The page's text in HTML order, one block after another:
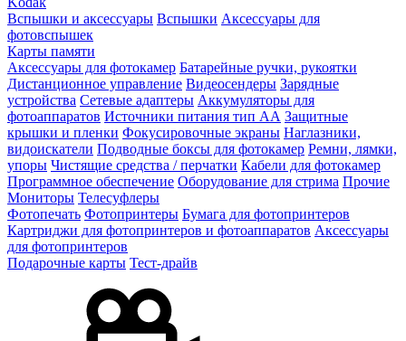
Вспышки и аксессуары Вспышки Аксессуары для
фотовспышек
Карты памяти
Аксессуары для фотокамер Батарейные ручки, рукоятки
Дистанционное управление Видеосендеры Зарядные
устройства Сетевые адаптеры Аккумуляторы для
фотоаппаратов Источники питания тип АА Защитные
крышки и пленки Фокусировочные экраны Наглазники,
видоискатели Подводные боксы для фотокамер Ремни, лямки,
упоры Чистящие средства / перчатки Кабели для фотокамер
Программное обеспечение Оборудование для стрима Прочие
Мониторы Телесуфлеры
Фотопечать Фотопринтеры Бумага для фотопринтеров
Картриджи для фотопринтеров и фотоаппаратов Аксессуары
для фотопринтеров
Подарочные карты Тест-драйв